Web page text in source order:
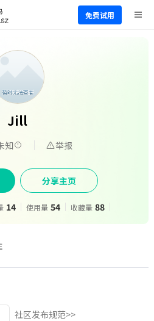
免费试用
Jill
知 举报
分享主页
14 使用量 54 收藏量 88
社区发布规范>>